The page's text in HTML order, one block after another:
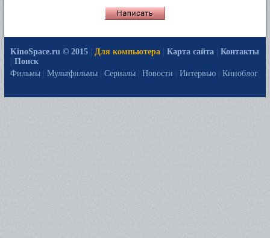
KinoSpace.ru © 2015 Для компьютера Карта сайта
Контакты
Поиск
Фильмы
Мультфильмы Сериалы Новости Интервью Киноблог